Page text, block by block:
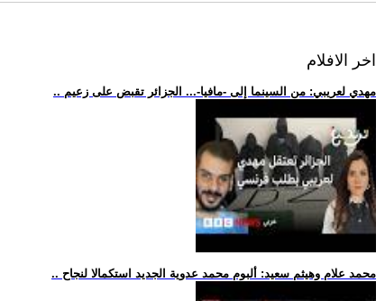
اخر الافلام
.. مهدي لعريبي: من السينما إلى -مافيا-... الجزائر تقبض على زعيم
.. محمد علام وهيثم سعيد: ألبوم محمد عدوية الجديد استكمالا لنجاح